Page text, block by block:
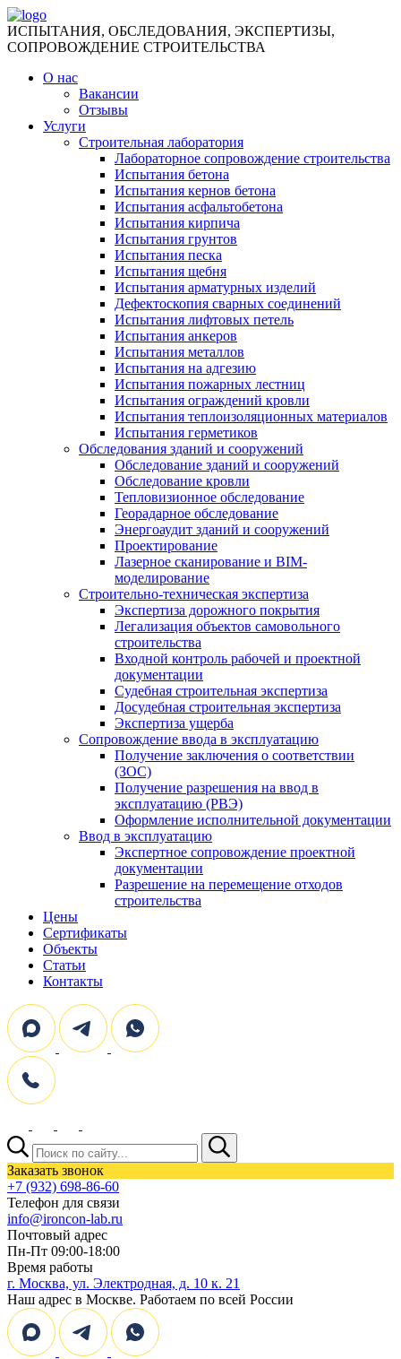
ИСПЫТАНИЯ, ОБСЛЕДОВАНИЯ, ЭКСПЕРТИЗЫ,
СОПРОВОЖДЕНИЕ СТРОИТЕЛЬСТВА
О нас
Вакансии
Отзывы
Услуги
Строительная лаборатория
Лабораторное сопровождение строительства
Испытания бетона
Испытания кернов бетона
Испытания асфальтобетона
Испытания кирпича
Испытания грунтов
Испытания песка
Испытания щебня
Испытания арматурных изделий
Дефектоскопия сварных соединений
Испытания лифтовых петель
Испытания анкеров
Испытания металлов
Испытания на адгезию
Испытания пожарных лестниц
Испытания ограждений кровли
Испытания теплоизоляционных материалов
Испытания герметиков
Обследования зданий и сооружений
Обследование зданий и сооружений
Обследование кровли
Тепловизионное обследование
Георадарное обследование
Энергоаудит зданий и сооружений
Проектирование
Лазерное сканирование и BIM-
моделирование
Строительно-техническая экспертиза
Экспертиза дорожного покрытия
Легализация объектов самовольного
строительства
Входной контроль рабочей и проектной
документации
Судебная строительная экспертиза
Досудебная строительная экспертиза
Экспертиза ущерба
Сопровождение ввода в эксплуатацию
Получение заключения о соответствии
(ЗОС)
Получение разрешения на ввод в
эксплуатацию (РВЭ)
Оформление исполнительной документации
Ввод в эксплуатацию
Экспертное сопровождение проектной
документации
Разрешение на перемещение отходов
строительства
Цены
Сертификаты
Объекты
Статьи
Контакты
Заказать звонок
+7 (932) 698-86-60
Телефон для связи
info@ironcon-lab.ru
Почтовый адрес
Пн-Пт 09:00-18:00
Время работы
г. Москва, ул. Электродная, д. 10 к. 21
Наш адрес в Москве. Работаем по всей России